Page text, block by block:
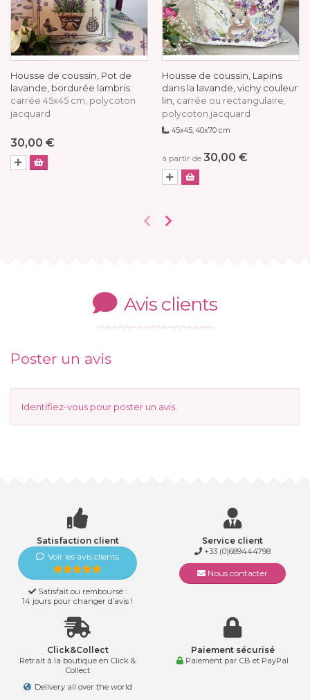
Housse de coussin, Pot de
lavande, bordurée lambris
carrée 45x45 cm, polycoton
jacquard
30,00 €
Housse de coussin, Lapins
dans la lavande, vichy couleur
lin, carrée ou rectangulaire,
polycoton jacquard
45x45, 40x70 cm
à partir de 30,00 €
Avis clients
Poster un avis
Identifiez-vous pour poster un avis.
Satisfaction client
Voir les avis clients
Satisfait ou remboursé :
14 jours pour changer d’avis !
Service client
+33 (0)689444798
Nous contacter
Click&Collect
Retrait à la boutique en Click &
Collect
Delivery all over the world
Paiement sécurisé
Paiement par CB et PayPal